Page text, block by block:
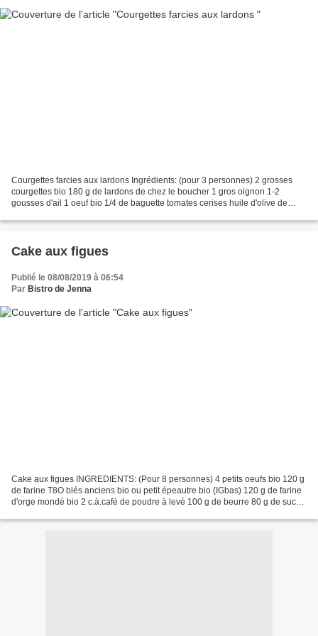
Courgettes farcies aux lardons Ingrédients: (pour 3 personnes) 2 grosses
courgettes bio 180 g de lardons de chez le boucher 1 gros oignon 1-2
gousses d'ail 1 oeuf bio 1/4 de baguette tomates cerises huile d'olive de
Cake aux figues
Publié le 08/08/2019 à 06:54
Par Bistro de Jenna
Cake aux figues INGREDIENTS: (Pour 8 personnes) 4 petits oeufs bio 120 g
de farine T8O blés anciens bio ou petit épeautre bio (IGbas) 120 g de farine
d'orge mondé bio 2 c.à.café de poudre à levé 100 g de beurre 80 g de sucre